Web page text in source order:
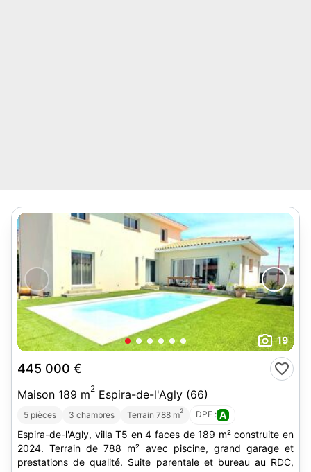
19
445 000 €
Maison 189 m2 Espira-de-l'Agly (66)
5 pièces 3 chambres Terrain 788 m2 DPE : A
Espira-de-l'Agly, villa T5 en 4 faces de 189 m² construite en
2024. Terrain de 788 m² avec piscine, grand garage et
prestations de qualité. Suite parentale et bureau au RDC,